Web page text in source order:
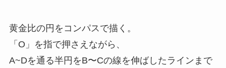
黄金比の円をコンパスで描く。
「O」を指で押さえながら、
A~Dを通る半円をB〜Cの線を伸ばしたラインまで